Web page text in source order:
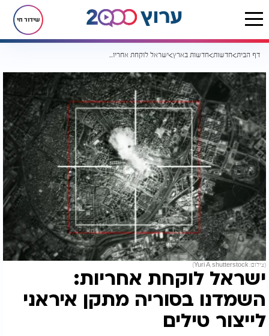
שידור חי
דף הבית חדשות חדשות בארץ ישראל לוקחת אחריות: השמדנו בסוריה מתקן איראני לייצור טילים
(צילום: Yuri A, shutterstock)
ישראל לוקחת אחריות:
השמדנו בסוריה מתקן איראני
לייצור טילים